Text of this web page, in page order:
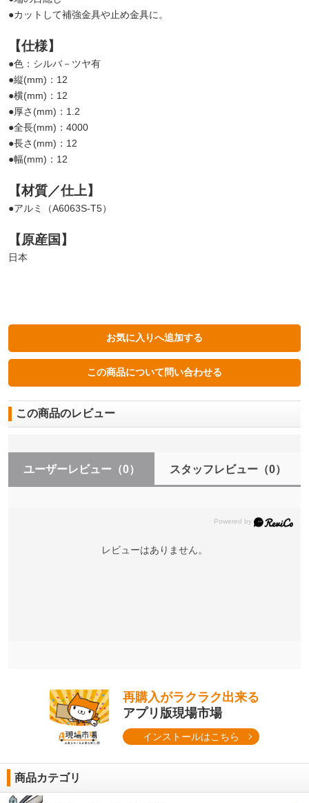
●カットして補強金具や止め金具に。
【仕様】
●色：シルバ－ツヤ有
●縦(mm)：12
●横(mm)：12
●厚さ(mm)：1.2
●全長(mm)：4000
●長さ(mm)：12
●幅(mm)：12
【材質／仕上】
●アルミ（A6063S-T5）
【原産国】
日本
この商品のレビュー
ユーザーレビュー （0） スタッフレビュー（0）
レビューはありません。
再購入がラクラク出来る
アプリ版現場市場
インストールはこちら
商品カテゴリ